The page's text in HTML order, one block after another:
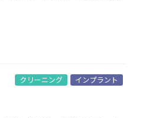
インプラント
クリーニング